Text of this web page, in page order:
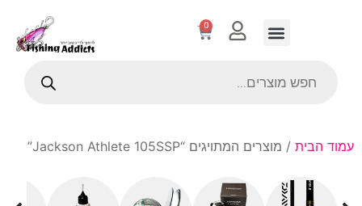
0
עמוד הבית / מוצרים המתויגים “Jackson Athlete 105SSP”